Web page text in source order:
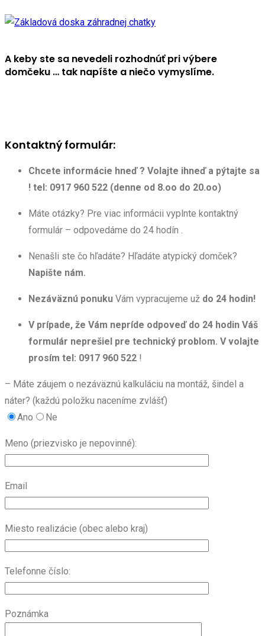
A keby ste sa nevedeli rozhodnúť pri výbere
domčeku … tak napíšte a niečo vymyslíme.
Kontaktný formulár:
Chcete informácie hneď ? Volajte ihneď a pýtajte sa
! tel: 0917 960 522 (denne od 8.oo do 20.oo)
Máte otázky? Pre viac informácii vyplnte kontaktný
formulár – odpovedáme do 24 hodín .
Nenašli ste čo hľadáte? Hľadáte atypický domček?
Napište nám.
Nezáväznú ponuku Vám vypracujeme už do 24 hodin!
V prípade, že Vám nepríde odpoveď do 24 hodin Váš
formulár neprešiel pre technický problom. V volajte
prosím tel: 0917 960 522 !
– Máte záujem o nezáväznú kalkuláciu na montáž, šindel a
náter? (každú položku naceníme zvlášť)
Ano
Ne
Meno (priezvisko je nepovinné):
Email
Miesto realizácie (obec alebo kraj)
Telefonne číslo:
Poznámka